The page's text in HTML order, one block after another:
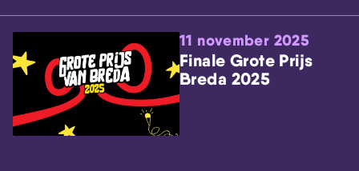
11 november 2025
Finale Grote Prijs
Breda 2025